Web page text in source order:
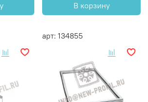
В корзину
арт: 134855